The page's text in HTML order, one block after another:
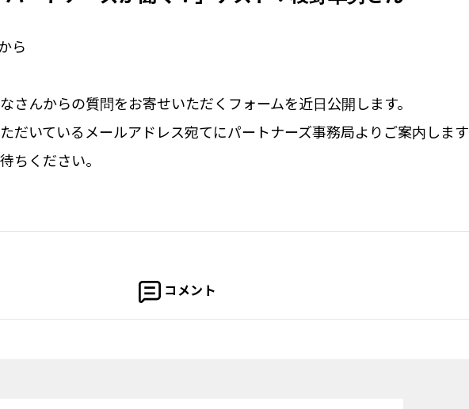
ら
さんからの質問をお寄せいただくフォームを近日公開します。
だいているメールアドレス宛てにパートナーズ事務局よりご案内します
ちください。
コメント